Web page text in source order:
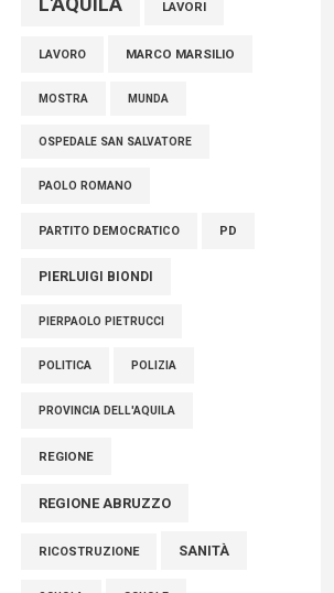
LAVORI
LAVORO MARCO MARSILIO
MOSTRA MUNDA
OSPEDALE SAN SALVATORE
PAOLO ROMANO
PARTITO DEMOCRATICO PD
PIERLUIGI BIONDI
PIERPAOLO PIETRUCCI
POLITICA POLIZIA
PROVINCIA DELL'AQUILA
REGIONE
REGIONE ABRUZZO
RICOSTRUZIONE SANITÀ